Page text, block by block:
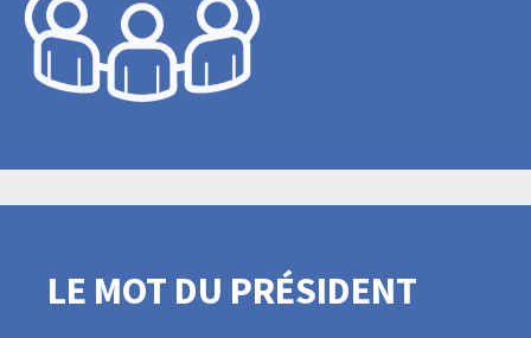
LE MOT DU PRÉSIDENT